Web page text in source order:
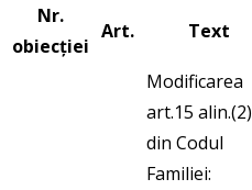
Nr.
obiecției
Art. Text
Modificarea
art.15 alin.(2)
din Codul
Familiei: